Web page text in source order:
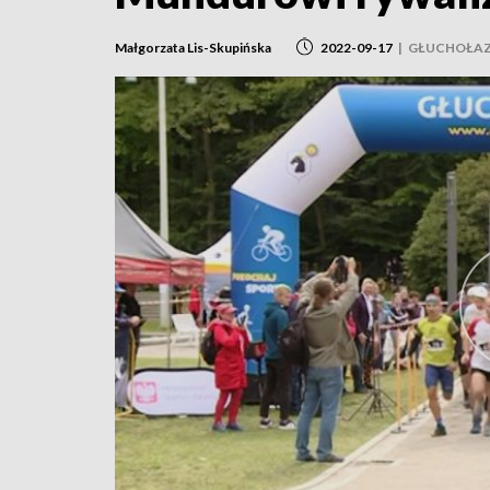
Małgorzata Lis-Skupińska 2022-09-17 |